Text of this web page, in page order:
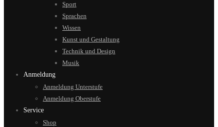
Sport
Sprachen
Wissen
Kunst und Gestaltung
Technik und Design
Musik
Anmeldung
Anmeldung Unterstufe
Anmeldung Oberstufe
Service
Shop